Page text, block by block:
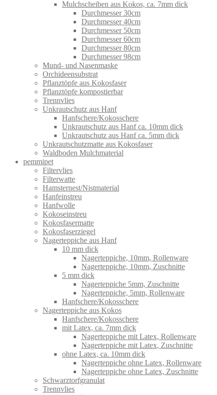
Mulchscheiben aus Kokos, ca. 7mm dick
Durchmesser 30cm
Durchmesser 40cm
Durchmesser 50cm
Durchmesser 60cm
Durchmesser 80cm
Durchmesser 98cm
Mund- und Nasenmaske
Orchideensubstrat
Pflanztöpfe aus Kokosfaser
Pflanztöpfe kompostierbar
Trennvlies
Unkrautschutz aus Hanf
Hanfschere/Kokosschere
Unkrautschutz aus Hanf ca. 10mm dick
Unkrautschutz aus Hanf ca. 5mm dick
Unkrautschutzmatte aus Kokosfaser
Waldboden Mulchmaterial
pemmipet
Filtervlies
Filterwatte
Hamsternest/Nistmaterial
Hanfeinstreu
Hanfwolle
Kokoseinstreu
Kokosfasermatte
Kokosfaserziegel
Nagerteppiche aus Hanf
10 mm dick
Nagerteppiche, 10mm, Rollenware
Nagerteppiche, 10mm, Zuschnitte
5 mm dick
Nagerteppiche 5mm, Zuschnitte
Nagerteppiche, 5mm, Rollenware
Hanfschere/Kokosschere
Nagerteppiche aus Kokos
Hanfschere/Kokosschere
mit Latex, ca. 7mm dick
Nagerteppiche mit Latex, Rollenware
Nagerteppiche mit Latex, Zuschnitte
ohne Latex, ca. 10mm dick
Nagerteppiche ohne Latex, Rollenware
Nagerteppiche ohne Latex, Zuschnitte
Schwarztorfgranulat
Trennvlies